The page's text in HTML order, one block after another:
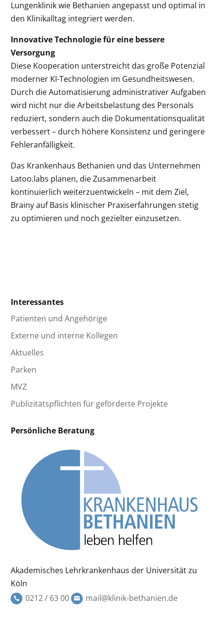
Lungenklinik wie Bethanien angepasst und optimal in
den Klinikalltag integriert werden.
Innovative Technologie für eine bessere
Versorgung
Diese Kooperation unterstreicht das große Potenzial
moderner KI-Technologien im Gesundheitswesen.
Durch die Automatisierung administrativer Aufgaben
wird nicht nur die Arbeitsbelastung des Personals
reduziert, sondern auch die Dokumentationsqualität
verbessert – durch höhere Konsistenz und geringere
Fehleranfälligkeit.
Das Krankenhaus Bethanien und das Unternehmen
Latoo.labs planen, die Zusammenarbeit
kontinuierlich weiterzuentwickeln – mit dem Ziel,
Brainy auf Basis klinischer Praxiserfahrungen stetig
zu optimieren und noch gezielter einzusetzen.
Interessantes
Patienten und Angehörige
Externe und interne Kollegen
Aktuelles
Parken
MVZ
Publizitätspflichten für geförderte Projekte
Persönliche Beratung
Akademisches Lehrkrankenhaus der Universität zu
Köln
0212 / 63 00
mail@klinik-bethanien.de